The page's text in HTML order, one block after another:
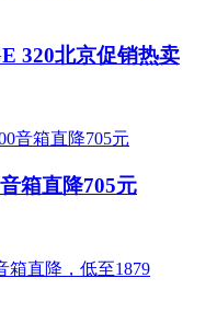
320北京促销热卖
箱直降705元